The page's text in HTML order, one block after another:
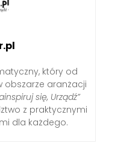
który od
obszarze aranżacji
się, Urządź”
z praktycznymi
dla każdego.